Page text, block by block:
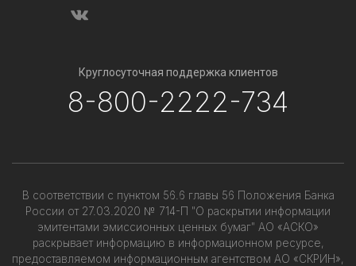
Круглосуточная поддержка клиентов
8-800-2222-734
В соответствии с пунктом 56.6 главы 56 Положения Банка
России от 27.03.2020 № 714-П "О раскрытии информации
эмитентами эмиссионных ценных бумаг" АО «АСКО»
раскрывает информацию в информационном ресурсе,
предоставляемом информационным агентством АО «СКРИН»,